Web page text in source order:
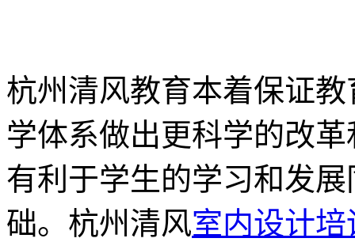
杭州清风教育本着保证
学体系做出更科学的改
有利于学生的学习和发
础。杭州清风室内设计培